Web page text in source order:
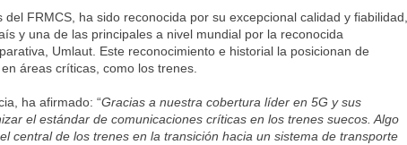
FRMCS, ha sido reconocida por su excepcional calidad y fiabilidad,
y una de las principales a nivel mundial por la reconocida
Umlaut. Este reconocimiento e historial la posicionan de
áreas críticas, como los trenes.
ha afirmado: “Gracias a nuestra cobertura líder en 5G y sus
el estándar de comunicaciones críticas en los trenes suecos. Algo
central de los trenes en la transición hacia un sistema de transporte